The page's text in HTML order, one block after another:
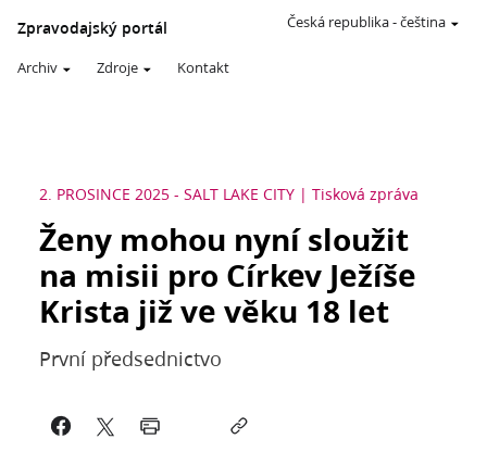
Zpravodajský portál
Archiv Zdroje Kontakt
Česká republika-čeština
2. PROSINCE 2025 - SALT LAKE CITY Tisková zpráva
Ženy mohou nyní sloužit
na misii pro Církev Ježíše
Krista již ve věku 18 let
První předsednictvo